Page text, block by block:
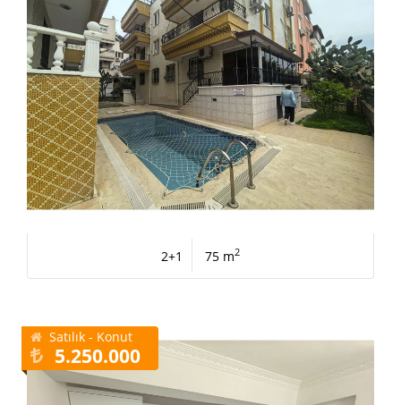
2+1 75 m2
Satılık - Konut
5.250.000